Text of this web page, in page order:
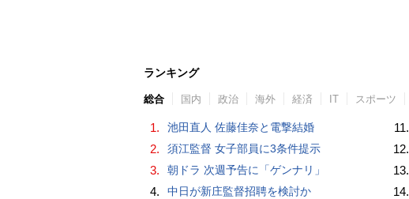
ランキング
総合 国内 政治 海外 経済 IT スポーツ
1. 池田直人 佐藤佳奈と電撃結婚
2. 須江監督 女子部員に3条件提示
3. 朝ドラ 次週予告に「ゲンナリ」
4. 中日が新庄監督招聘を検討か
11.
12.
13.
14.